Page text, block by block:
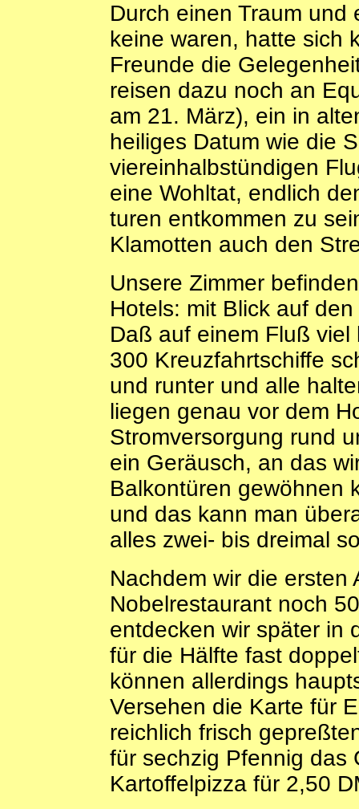
Durch einen Traum
keine waren, hatte sich
Freunde die
reisen dazu noch an
am 21. März), ein in
heiliges Datum wie die
viereinhalbstündigen
eine Wohltat, endlich
turen entkommen zu
Klamotten auch den
Unsere Zimmer
Hotels: mit Blick auf
Daß auf einem Fluß
300 Kreuzfahrtschiffe
und runter und alle
liegen genau vor dem
Stromversorgung rund
ein Geräusch, an das
Balkontüren gewöhnen
und das kann man
alles zwei- bis dreimal
Nachdem wir die ersten
Nobelrestaurant noch
entdecken wir später in
für die Hälfte fast
können allerdings
Versehen die Karte für
reichlich frisch
für sechzig Pfennig das
Kartoffelpizza für 2,50